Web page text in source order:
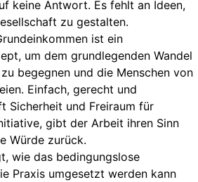
keine Antwort. Es fehlt an Ideen,
zu gestalten.
ist ein
um dem grundlegenden Wandel
be­gegnen und die Menschen von
Ein­fach, gerecht und
Sicherheit und Freiraum für
gibt der Arbeit ihren Sinn
Würde zurück.
wie das beding­ungs­lose
Praxis umgesetzt werden kann